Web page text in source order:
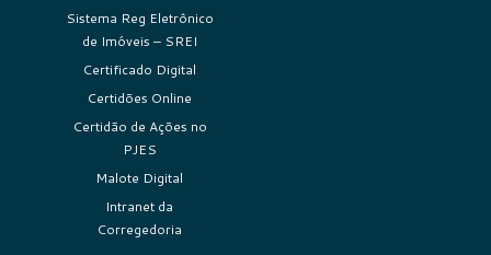
Sistema Reg Eletrônico
de Imóveis – SREI
Certificado Digital
Certidões Online
Certidão de Ações no
PJES
Malote Digital
Intranet da
Corregedoria